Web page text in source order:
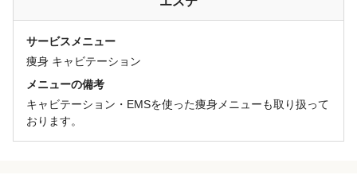
・アロマボディトリートメント
・全身ボディケア
・リフレクソロジー
・フェイシャル
・ヘッドマッサージ
サービスメニュー
痩身 キャビテーション
メニューの備考
キャビテーション・EMSを使った痩身メニューも取り扱って
おります。